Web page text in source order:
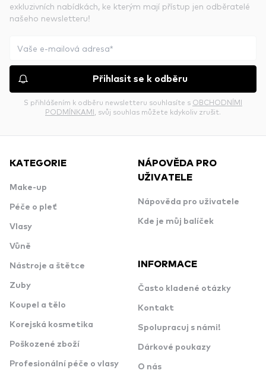
exkluzivních nabídkách, ke kterým mají přístup jen odběratelé
našeho newsletteru!
Přihlasit se k odběru
S přihlášením k odběru newsletteru souhlasíte s OBCHODNÍMI
PODMÍNKAMI , svůj souhlas můžete kdykoliv zrušit.
KATEGORIE
Make-up
Péče o pleť
Vlasy
Vůně
Nástroje a štětce
Zuby
Koupel a tělo
Korejská kosmetika
Poškozené zboží
Profesionální péče o vlasy
NÁPOVĚDA PRO
UŽIVATELE
Nápověda pro uživatele
Kde je můj balíček
INFORMACE
Často kladené otázky
Kontakt
Spolupracuj s námi!
Dárkové poukazy
O nás